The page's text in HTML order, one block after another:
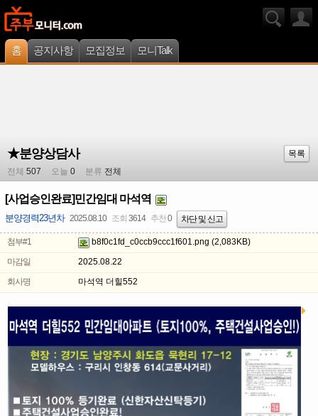
홈 공지사항 모집정보 모니Talk
★분양상담사
목록
전체 507 오늘 0 분류 전체
[사업승인완료]민간임대 마석역
분양경력23년차 2025.08.10 조회 3614 추천 0 차단 및 신고
첨부#1 b8f0c1fd_c0ccb9ccc1f601.png (2,083KB)
마감일
2025.08.22
회사명
마석역 더힐552